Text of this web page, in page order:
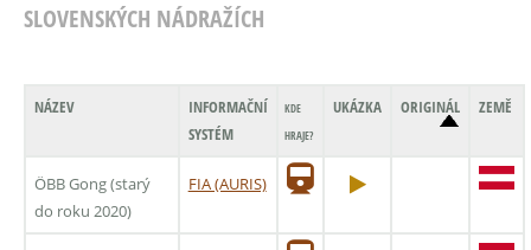
SLOVENSKÝCH NÁDRAŽÍCH
NÁZEV
INFORMAČNÍ
SYSTÉM
KDE
HRAJE?
UKÁZKA ORIGINÁL ZEMĚ
ÖBB Gong (starý
do roku 2020)
FIA (AURIS)